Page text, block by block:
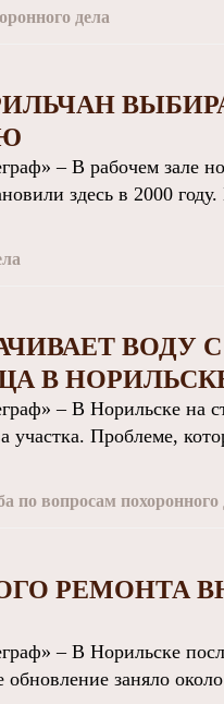
дела
– В рабочем зале
здесь в 2000
ВОДУ
В
– В Норильске на
участка. Проблеме,
по вопросам похоронного
РЕМОНТА
– В Норильске
заняло